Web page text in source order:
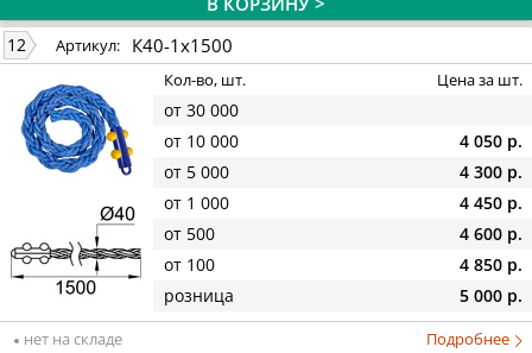
12 Артикул: К40-1х1500
Кол-во, шт. Цена за шт.
от 30 000
от 10 000
4 050 р.
от 5 000
4 300 р.
от 1 000
4 450 р.
от 500
4 600 р.
от 100
4 850 р.
розница
5 000 р.
нет на складе Подробнее